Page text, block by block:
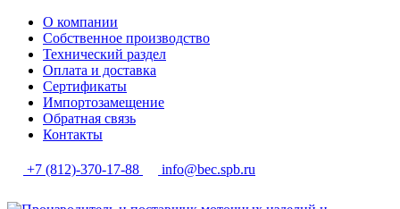
О компании
Собственное производство
Технический раздел
Оплата и доставка
Сертификаты
Импортозамещение
Обратная связь
Контакты
+7 (812)-370-17-88 info@bec.spb.ru